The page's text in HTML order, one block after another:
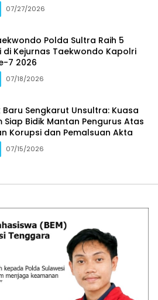
07/27/2026
Polda Sultra Raih 5
di Kejurnas Taekwondo Kapolri
7 2026
07/18/2026
Baru Sengkarut Unsultra: Kuasa
Siap Bidik Mantan Pengurus Atas
Korupsi dan Pemalsuan Akta
07/15/2026